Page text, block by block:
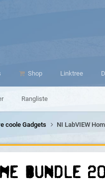
Rangliste
Shop Linktree
coole Gadgets NI LabVIEW
bundle